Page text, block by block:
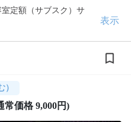
定額（サブスク）サ
表示
常価格 9,000円)